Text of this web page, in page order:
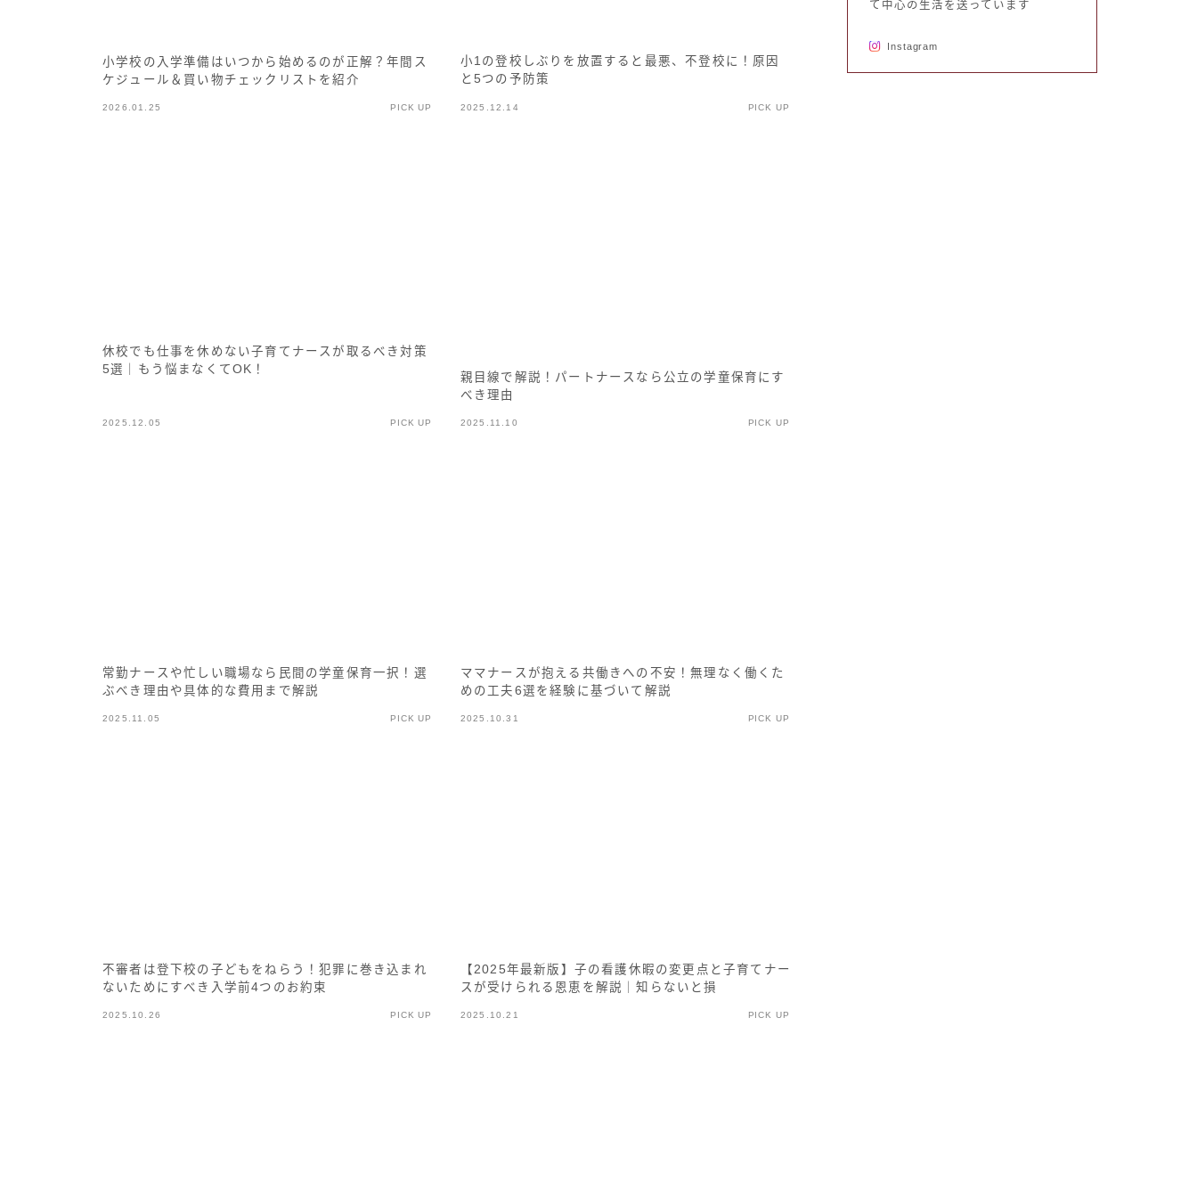
お問い合わせ
小学校の入学準備はいつから始めるのが正解？年間ス
ケジュール＆買い物チェックリストを紹介
2026.01.25 PICK UP
小1の登校しぶりを放置すると最悪、不登校に！原因
と5つの予防策
2025.12.14 PICK UP
休校でも仕事を休めない子育てナースが取るべき対策
5選｜もう悩まなくてOK！
2025.12.05 PICK UP
親目線で解説！パートナースなら公立の学童保育にす
べき理由
2025.11.10 PICK UP
常勤ナースや忙しい職場なら民間の学童保育一択！選
ぶべき理由や具体的な費用まで解説
2025.11.05 PICK UP
ママナースが抱える共働きへの不安！無理なく働くた
めの工夫6選を経験に基づいて解説
2025.10.31 PICK UP
不審者は登下校の子どもをねらう！犯罪に巻き込まれ
ないためにすべき入学前4つのお約束
2025.10.26 PICK UP
【2025年最新版】子の看護休暇の変更点と子育てナー
スが受けられる恩恵を解説｜知らないと損
2025.10.21 PICK UP
て中心の生活を送っています
Instagram